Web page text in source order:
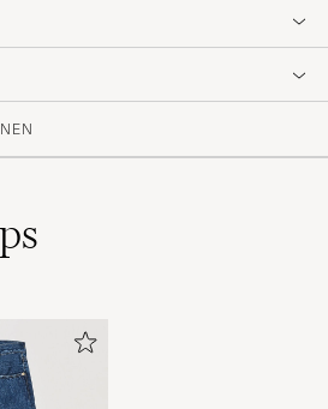
AM AUF CAREOFCARL.SE